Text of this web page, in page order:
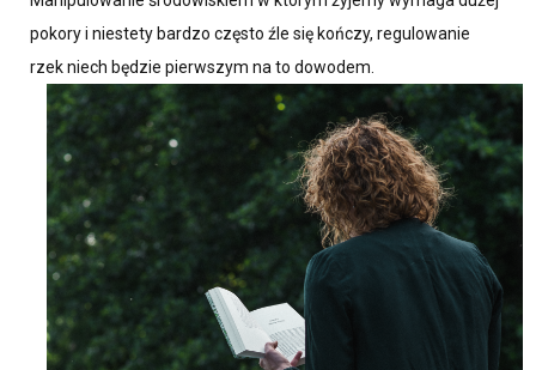
pokory i niestety bardzo często źle się kończy, regulowanie
rzek niech będzie pierwszym na to dowodem.